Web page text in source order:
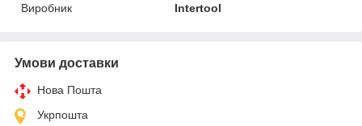
Виробник
Intertool
Умови доставки
Нова Пошта
Укрпошта